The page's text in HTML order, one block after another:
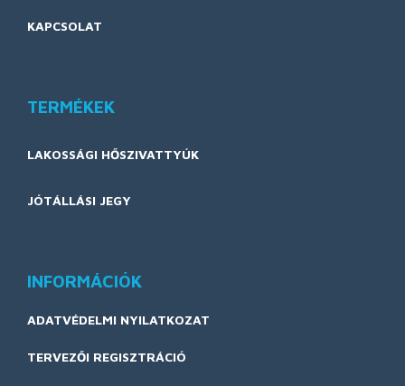
KAPCSOLAT
TERMÉKEK
LAKOSSÁGI HŐSZIVATTYÚK
JÓTÁLLÁSI JEGY
INFORMÁCIÓK
ADATVÉDELMI NYILATKOZAT
TERVEZŐI REGISZTRÁCIÓ